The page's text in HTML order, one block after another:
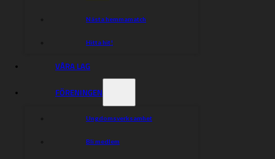
Nästa hemmamatch
Hitta hit!
VÅRA LAG
FÖRENINGEN
Ungdomsverksamhet
Bli medlem